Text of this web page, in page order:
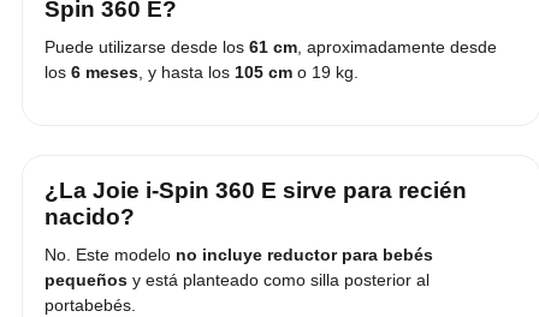
Spin 360 E?
Puede utilizarse desde los 61 cm , aproximadamente desde
los 6 meses , y hasta los 105 cm o 19 kg.
¿La Joie i-Spin 360 E sirve para recién
nacido?
No. Este modelo no incluye reductor para bebés
pequeños y está planteado como silla posterior al
portabebés.